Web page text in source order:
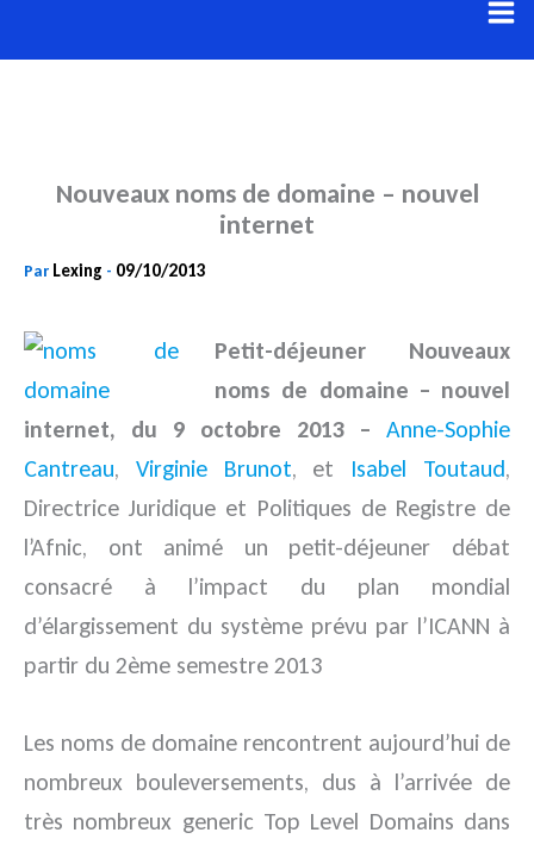
au
Nouveaux noms de domaine – nouvel
internet
Par Lexing - 09/10/2013
Petit-déjeuner Nouveaux
noms de domaine – nouvel
internet, du 9 octobre 2013 – Anne-Sophie
Cantreau, Virginie Brunot, et Isabel Toutaud,
Directrice Juridique et Politiques de Registre de
l’Afnic, ont animé un petit-déjeuner débat
consacré à l’impact du plan mondial
d’élargissement du système prévu par l’ICANN à
partir du 2ème semestre 2013
Les noms de domaine rencontrent aujourd’hui de
nombreux bouleversements, dus à l’arrivée de
très nombreux generic Top Level Domains dans